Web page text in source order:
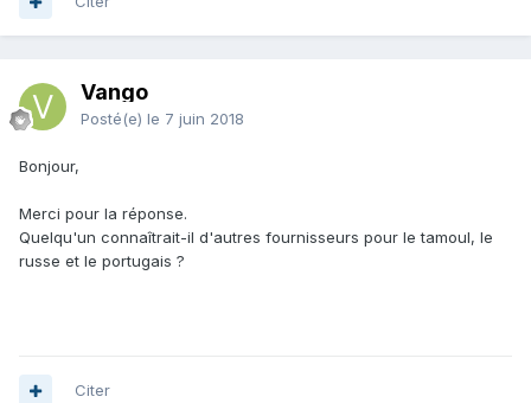
Vango
Posté(e) le 7 juin 2018
Bonjour,
Merci pour la réponse.
Quelqu'un connaîtrait-il d'autres fournisseurs pour le tamoul, le
russe et le portugais ?
Citer